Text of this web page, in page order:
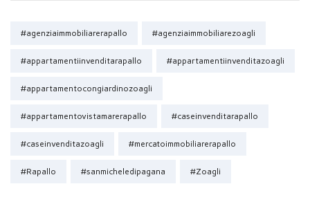
Tags:
#agenziaimmobiliarerapallo #agenziaimmobiliarezoagli
#appartamentiinvenditarapallo #appartamentiinvenditazoagli
#appartamentocongiardinozoagli
#appartamentovistamarerapallo #caseinvenditarapallo
#caseinvenditazoagli #mercatoimmobiliarerapallo
#Rapallo #sanmicheledipagana #Zoagli